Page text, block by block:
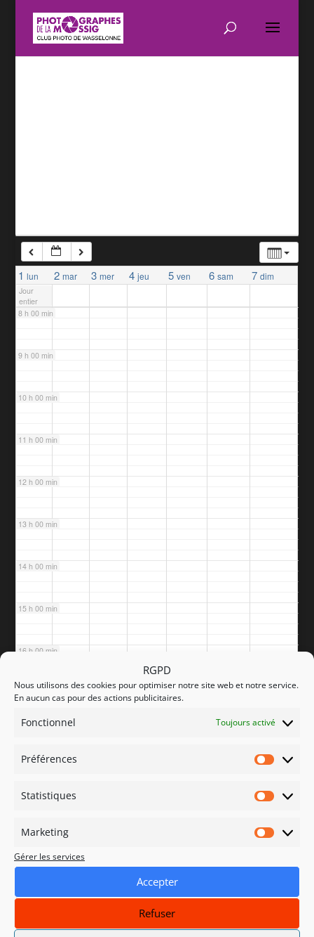
RGPD
Nous utilisons des cookies pour optimiser notre site web et notre service.
En aucun cas pour des actions publicitaires.
Fonctionnel Toujours activé
Préférences
Statistiques
Marketing
Gérer les services
Accepter
Refuser
1 lun 2 mar 3 mer 4 jeu 5 ven 6 sam 7 dim
Jour
entier
1 h 00 min
2 h 00 min
7 h 00 min
8 h 00 min
9 h 00 min
10 h 00 min
11 h 00 min
12 h 00 min
13 h 00 min
14 h 00 min
15 h 00 min
16 h 00 min
21 h 00 min